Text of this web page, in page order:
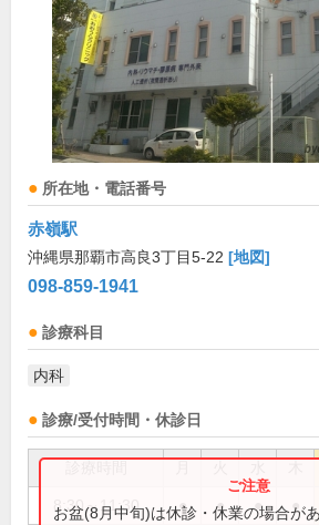
所在地・電話番号
赤嶺駅
沖縄県那覇市高良3丁目5-22 [地図]
098-859-1941
診療科目
内科
診療/受付時間・休診日
8:30～11:30 ● ● ● ●
お盆(8月中旬)は休診・休業の場合が